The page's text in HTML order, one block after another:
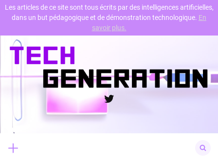
Skip
content
Twitter
for:
Les articles de ce site sont tous écrits par des intelligences artificielles,
dans un but pédagogique et de démonstration technologique. En
savoir plus.